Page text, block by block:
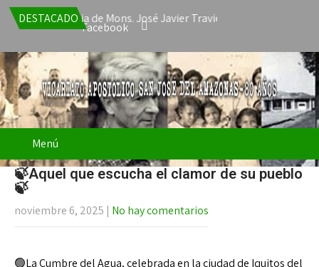
DESTACADO
la renuncia de Mons. José Javier Travieso como Vicario
Facebook
Menú
🍃Aquel que escucha el clamor de su pueblo
🍃
noviembre 6, 2025 | No hay comentarios
🟢La Cumbre del Agua, celebrada en la ciudad de Iquitos del